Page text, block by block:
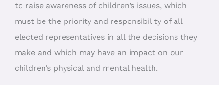
to raise awareness of children’s issues, which
must be the priority and responsibility of all
elected representatives in all the decisions they
make and which may have an impact on our
children’s physical and mental health.